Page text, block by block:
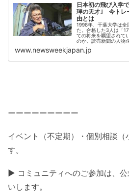
日本初の飛び入学
理の天才｣ 今トレ
由とは
1998年、千葉大学は全
た。合格した3人は「
ての将来を嘱望されて
のか。読売新聞の人物
www.newsweekjapan.jp
ーーーーーーーーー
イベント（不定期）・個別相談（
す。
▶ コミュニティへのご参加は、
いします。